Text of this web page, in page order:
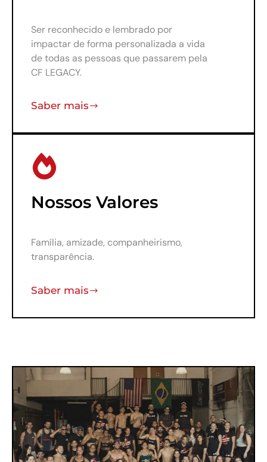
Ser reconhecido e lembrado por
impactar de forma personalizada a vida
de todas as pessoas que passarem pela
CF LEGACY.
Saber mais
Nossos Valores
Família, amizade, companheirismo,
transparência.
Saber mais